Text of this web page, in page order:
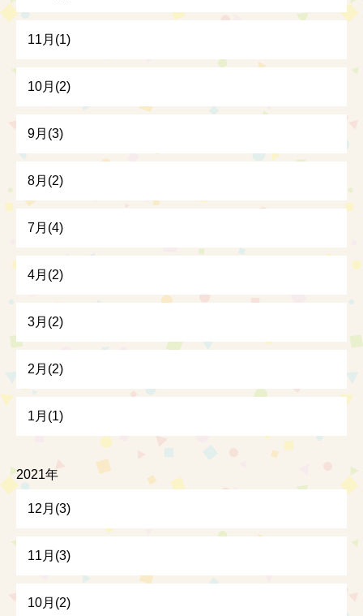
11月(1)
10月(2)
9月(3)
8月(2)
7月(4)
4月(2)
3月(2)
2月(2)
1月(1)
2021年
12月(3)
11月(3)
10月(2)